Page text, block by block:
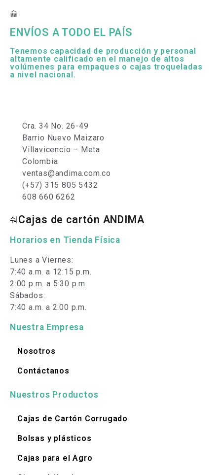
ENVÍOS A TODO EL PAÍS
Tenemos capacidad de producción y personal
altamente calificado en el manejo de altos
volúmenes para empaques o cajas troqueladas
a nivel nacional.
Cra. 34 No. 26-49
Barrio Nuevo Maizaro
Villavicencio – Meta
Colombia
ventas@andima.com.co
(+57) 315 805 5432
608 660 6262
Cajas de cartón ANDIMA
Horarios en Tienda Física
Lunes a Viernes:
7:40 a.m. a 12:15 p.m.
2:00 p.m. a 5:30 p.m.
Sábados:
7:40 a.m. a 2:00 p.m.
Nuestra Empresa
Nosotros
Contáctanos
Nuestros Productos
Cajas de Cartón Corrugado
Bolsas y plásticos
Cajas para el Agro